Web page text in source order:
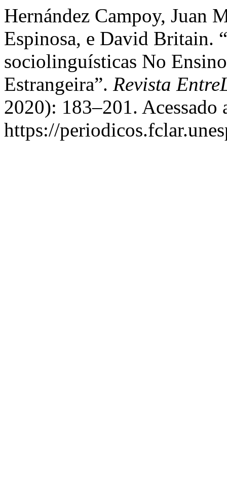
Hernández Campoy, Juan
Espinosa, e David Britain.
sociolinguísticas No
Estrangeira”. Revista
2020): 183–201. Acessado
https://